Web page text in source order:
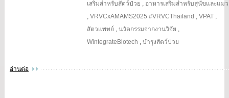
เสริมสำหรับสัตว์ป่วย , อาหารเสริมสำหรับสุนัขและแมว
,VRVCxAMAMS2025 #VRVCThailand ,VPAT ,
สัตวแพทย์ ,นวัตกรรมจากงานวิจัย ,
WintegrateBiotech ,บำรุงสัตว์ป่วย
อ่านต่อ